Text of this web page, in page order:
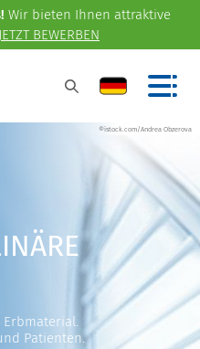
Wir bieten Ihnen attraktive
JETZT BEWERBEN
©istock.com/Andrea Obzerova
Patienten.